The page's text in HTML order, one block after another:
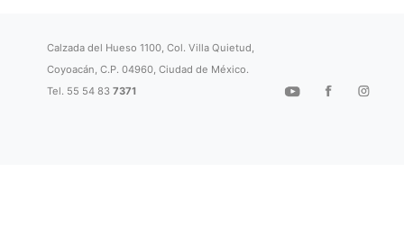
Calzada del Hueso 1100, Col. Villa Quietud,
Coyoacán, C.P. 04960, Ciudad de México.
Tel. 55 54 837371